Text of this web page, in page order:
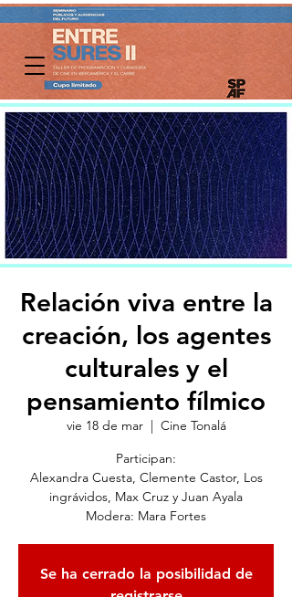
Relación viva entre la
creación, los agentes
culturales y el
pensamiento fílmico
vie 18 de mar
  |
Cine Tonalá
Participan:
Alexandra Cuesta, Clemente Castor, Los
ingrávidos, Max Cruz y Juan Ayala
Modera: Mara Fortes
Se ha cerrado la posibilidad de